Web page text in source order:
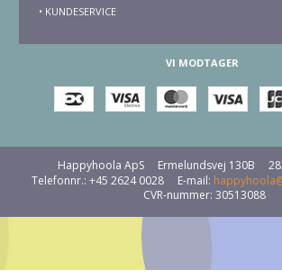
• KUNDESERVICE
VI MODTAGER
Happyhoola ApS Ermelundsvej 130B
Telefonnr.: +45 2624 0028 E-mail:
CVR-nummer: 30513088